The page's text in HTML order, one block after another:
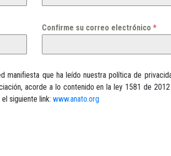
Confirme su correo electrónico *
manifiesta que ha leído nuestra política de
acorde a lo contenido en la ley 1581 de
siguiente link: www.anato.org